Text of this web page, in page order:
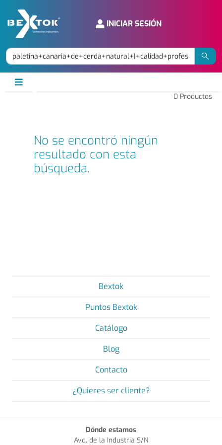
INICIAR SESIÓN
0 Productos
No se encontró ningún
resultado con esta
búsqueda.
Bextok
Puntos Bextok
Catálogo
Blog
Contacto
¿Quieres ser cliente?
Dónde estamos
Avd. de la Industria S/N